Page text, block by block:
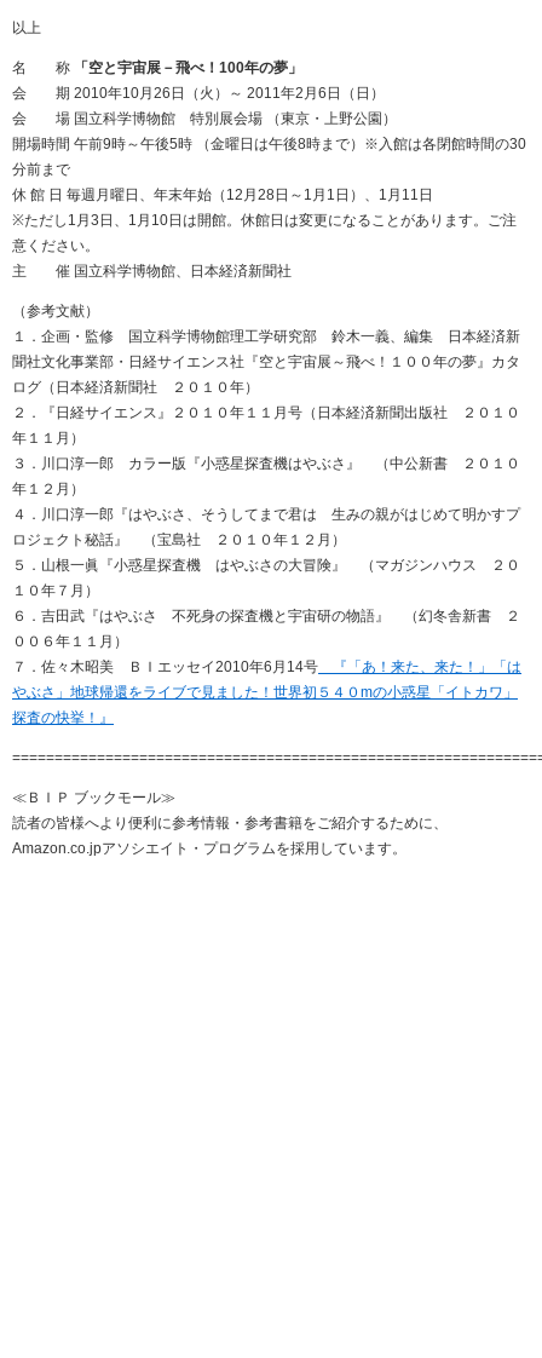
以上
名 称
「空と宇宙展－飛べ！100年の夢」
会 期 2010年10月26日（火）～ 2011年2月6日（日）
会 場 国立科学博物館 特別展会場 （東京・上野公園）
開場時間 午前9時～午後5時 （金曜日は午後8時まで）※入館は各閉館時間の30
分前まで
休 館 日 毎週月曜日、年末年始（12月28日～1月1日）、1月11日
※ただし1月3日、1月10日は開館。休館日は変更になることがあります。ご注
意ください。
主 催 国立科学博物館、日本経済新聞社
（参考文献）
１．企画・監修 国立科学博物館理工学研究部 鈴木一義、編集 日本経済新
聞社文化事業部・日経サイエンス社『空と宇宙展～飛べ！１００年の夢』カタ
ログ（日本経済新聞社 ２０１０年）
２．『日経サイエンス』２０１０年１１月号（日本経済新聞出版社 ２０１０
年１１月）
３．川口淳一郎 カラー版『小惑星探査機はやぶさ』 （中公新書 ２０１０
年１２月）
４．川口淳一郎『はやぶさ、そうしてまで君は 生みの親がはじめて明かすプ
ロジェクト秘話』 （宝島社 ２０１０年１２月）
５．山根一眞『小惑星探査機 はやぶさの大冒険』 （マガジンハウス ２０
１０年７月）
６．吉田武『はやぶさ 不死身の探査機と宇宙研の物語』 （幻冬舎新書 ２
００６年１１月）
７．佐々木昭美 ＢＩエッセイ2010年6月14号 『「あ！来た、来た！」「は
やぶさ」地球帰還をライブで見ました！世界初５４０mの小惑星「イトカワ」
探査の快挙！』
≪ＢＩＰ ブックモール≫
読者の皆様へより便利に参考情報・参考書籍をご紹介するために、
Amazon.co.jpアソシエイト・プログラムを採用しています。